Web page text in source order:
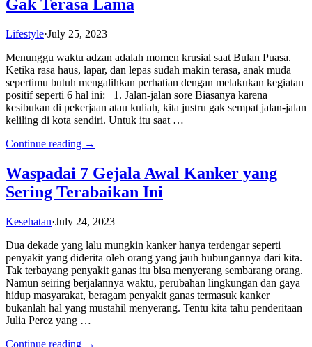
Gak Terasa Lama
Lifestyle·July 25, 2023
Menunggu waktu adzan adalah momen krusial saat Bulan Puasa.
Ketika rasa haus, lapar, dan lepas sudah makin terasa, anak muda
sepertimu butuh mengalihkan perhatian dengan melakukan kegiatan
positif seperti 6 hal ini: 1. Jalan-jalan sore Biasanya karena
kesibukan di pekerjaan atau kuliah, kita justru gak sempat jalan-jalan
keliling di kota sendiri. Untuk itu saat …
Continue reading →
Waspadai 7 Gejala Awal Kanker yang
Sering Terabaikan Ini
Kesehatan·July 24, 2023
Dua dekade yang lalu mungkin kanker hanya terdengar seperti
penyakit yang diderita oleh orang yang jauh hubungannya dari kita.
Tak terbayang penyakit ganas itu bisa menyerang sembarang orang.
Namun seiring berjalannya waktu, perubahan lingkungan dan gaya
hidup masyarakat, beragam penyakit ganas termasuk kanker
bukanlah hal yang mustahil menyerang. Tentu kita tahu penderitaan
Julia Perez yang …
Continue reading →